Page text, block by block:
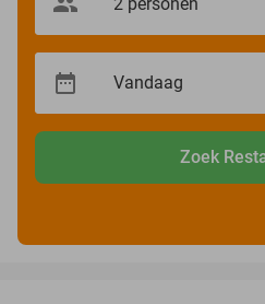
Zoek